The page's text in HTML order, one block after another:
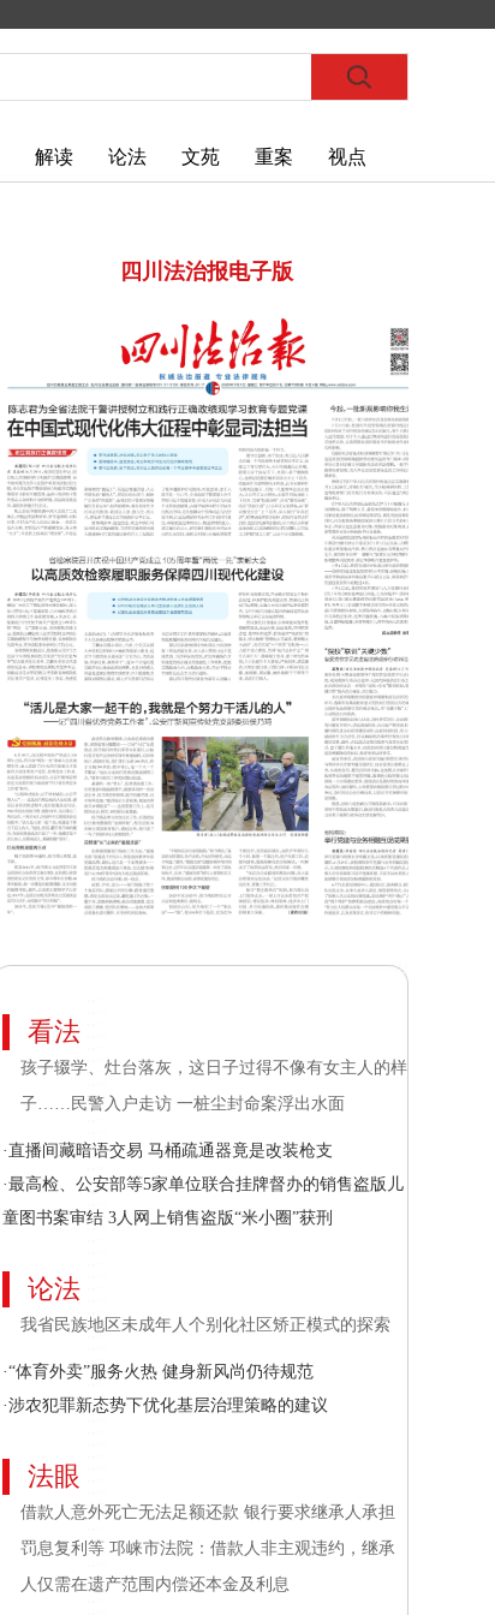
解读 论法 文苑 重案 视点
四川法治报电子版
看法
孩子辍学、灶台落灰，这日子过得不像有女主人的样
子……民警入户走访 一桩尘封命案浮出水面
·直播间藏暗语交易 马桶疏通器竟是改装枪支
·最高检、公安部等5家单位联合挂牌督办的销售盗版儿
童图书案审结 3人网上销售盗版“米小圈”获刑
论法
我省民族地区未成年人个别化社区矫正模式的探索
·“体育外卖”服务火热 健身新风尚仍待规范
·涉农犯罪新态势下优化基层治理策略的建议
法眼
借款人意外死亡无法足额还款 银行要求继承人承担
罚息复利等 邛崃市法院：借款人非主观违约，继承
人仅需在遗产范围内偿还本金及利息